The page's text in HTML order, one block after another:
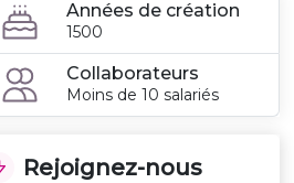
Années de création
1500
Collaborateurs
Moins de 10 salariés
Rejoignez-nous